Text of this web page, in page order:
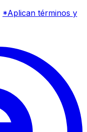
*Aplican términos y